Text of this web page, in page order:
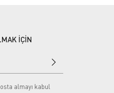
İÇİN
almayı kabul